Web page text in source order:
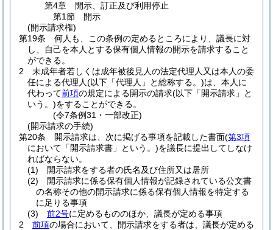
第4章
開示、訂正及び利用停止
第1節
開示
(開示請求権)
第19条
何人も、この条例の定めるところにより、議長に対
し、自己を本人とする保有個人情報の開示を請求すること
ができる。
2
未成年者若しくは成年被後見人の法定代理人又は本人の委
任による代理人(以下「代理人」と総称する。)は、本人に
代わって前項の規定による開示の請求(以下「開示請求」と
いう。)をすることができる。
(令7条例31・一部改正)
(開示請求の手続)
第20条
開示請求は、次に掲げる事項を記載した書面(第3項
において「開示請求書」という。)を議長に提出してしなけ
ればならない。
(1)
開示請求をする者の氏名及び住所又は居所
(2)
開示請求に係る保有個人情報が記録されている公文書
の名称その他の開示請求に係る保有個人情報を特定する
に足りる事項
(3)
前2号に定めるもののほか、議長が定める事項
2
前項の場合において、開示請求をする者は、議長が定める